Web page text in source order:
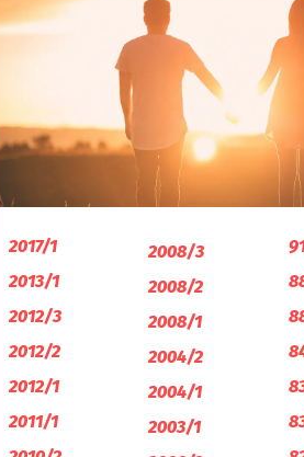
2017/1
2013/1
2012/3
2012/2
2012/1
2011/1
2008/3
2008/2
2008/1
2004/2
2004/1
2003/1